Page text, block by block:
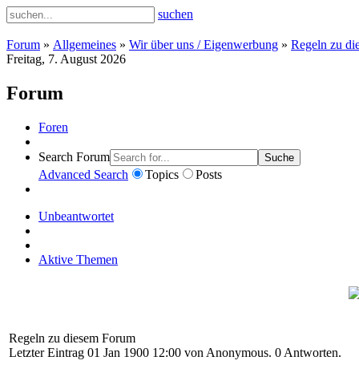
suchen
Forum » Allgemeines » Wir über uns / Eigenwerbung » Regeln zu
Freitag, 7. August 2026
Forum
Foren
Search Forum Suche
Advanced Search Topics Posts
Unbeantwortet
Aktive Themen
Regeln zu diesem Forum
Letzter Eintrag 01 Jan 1900 12:00 von Anonymous. 0 Antworten.